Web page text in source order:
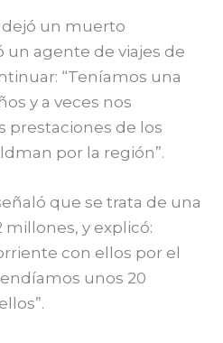
dejó un muerto
agente de viajes de
“Teníamos una
y a veces nos
prestaciones de los
por la región”.
que se trata de una
millones, y explicó:
con ellos por el
unos 20